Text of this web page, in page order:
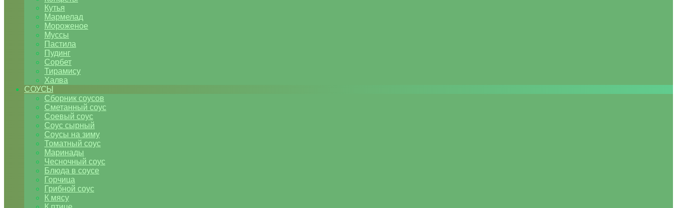
Кутья
Мармелад
Мороженое
Муссы
Пастила
Пудинг
Сорбет
Тирамису
Халва
СОУСЫ
Сборник соусов
Сметанный соус
Соевый соус
Соус сырный
Соусы на зиму
Томатный соус
Маринады
Чесночный соус
Блюда в соусе
Горчица
Грибной соус
К мясу